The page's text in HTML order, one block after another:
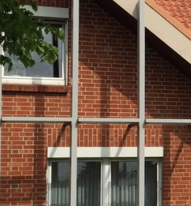
Ortsrecht &
Rats- und
Aktuelle
Ortsrecht /
Allgemeine
Kommunale
EU-